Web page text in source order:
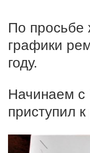
По просьбе
графики
году.
Начинаем с
приступил